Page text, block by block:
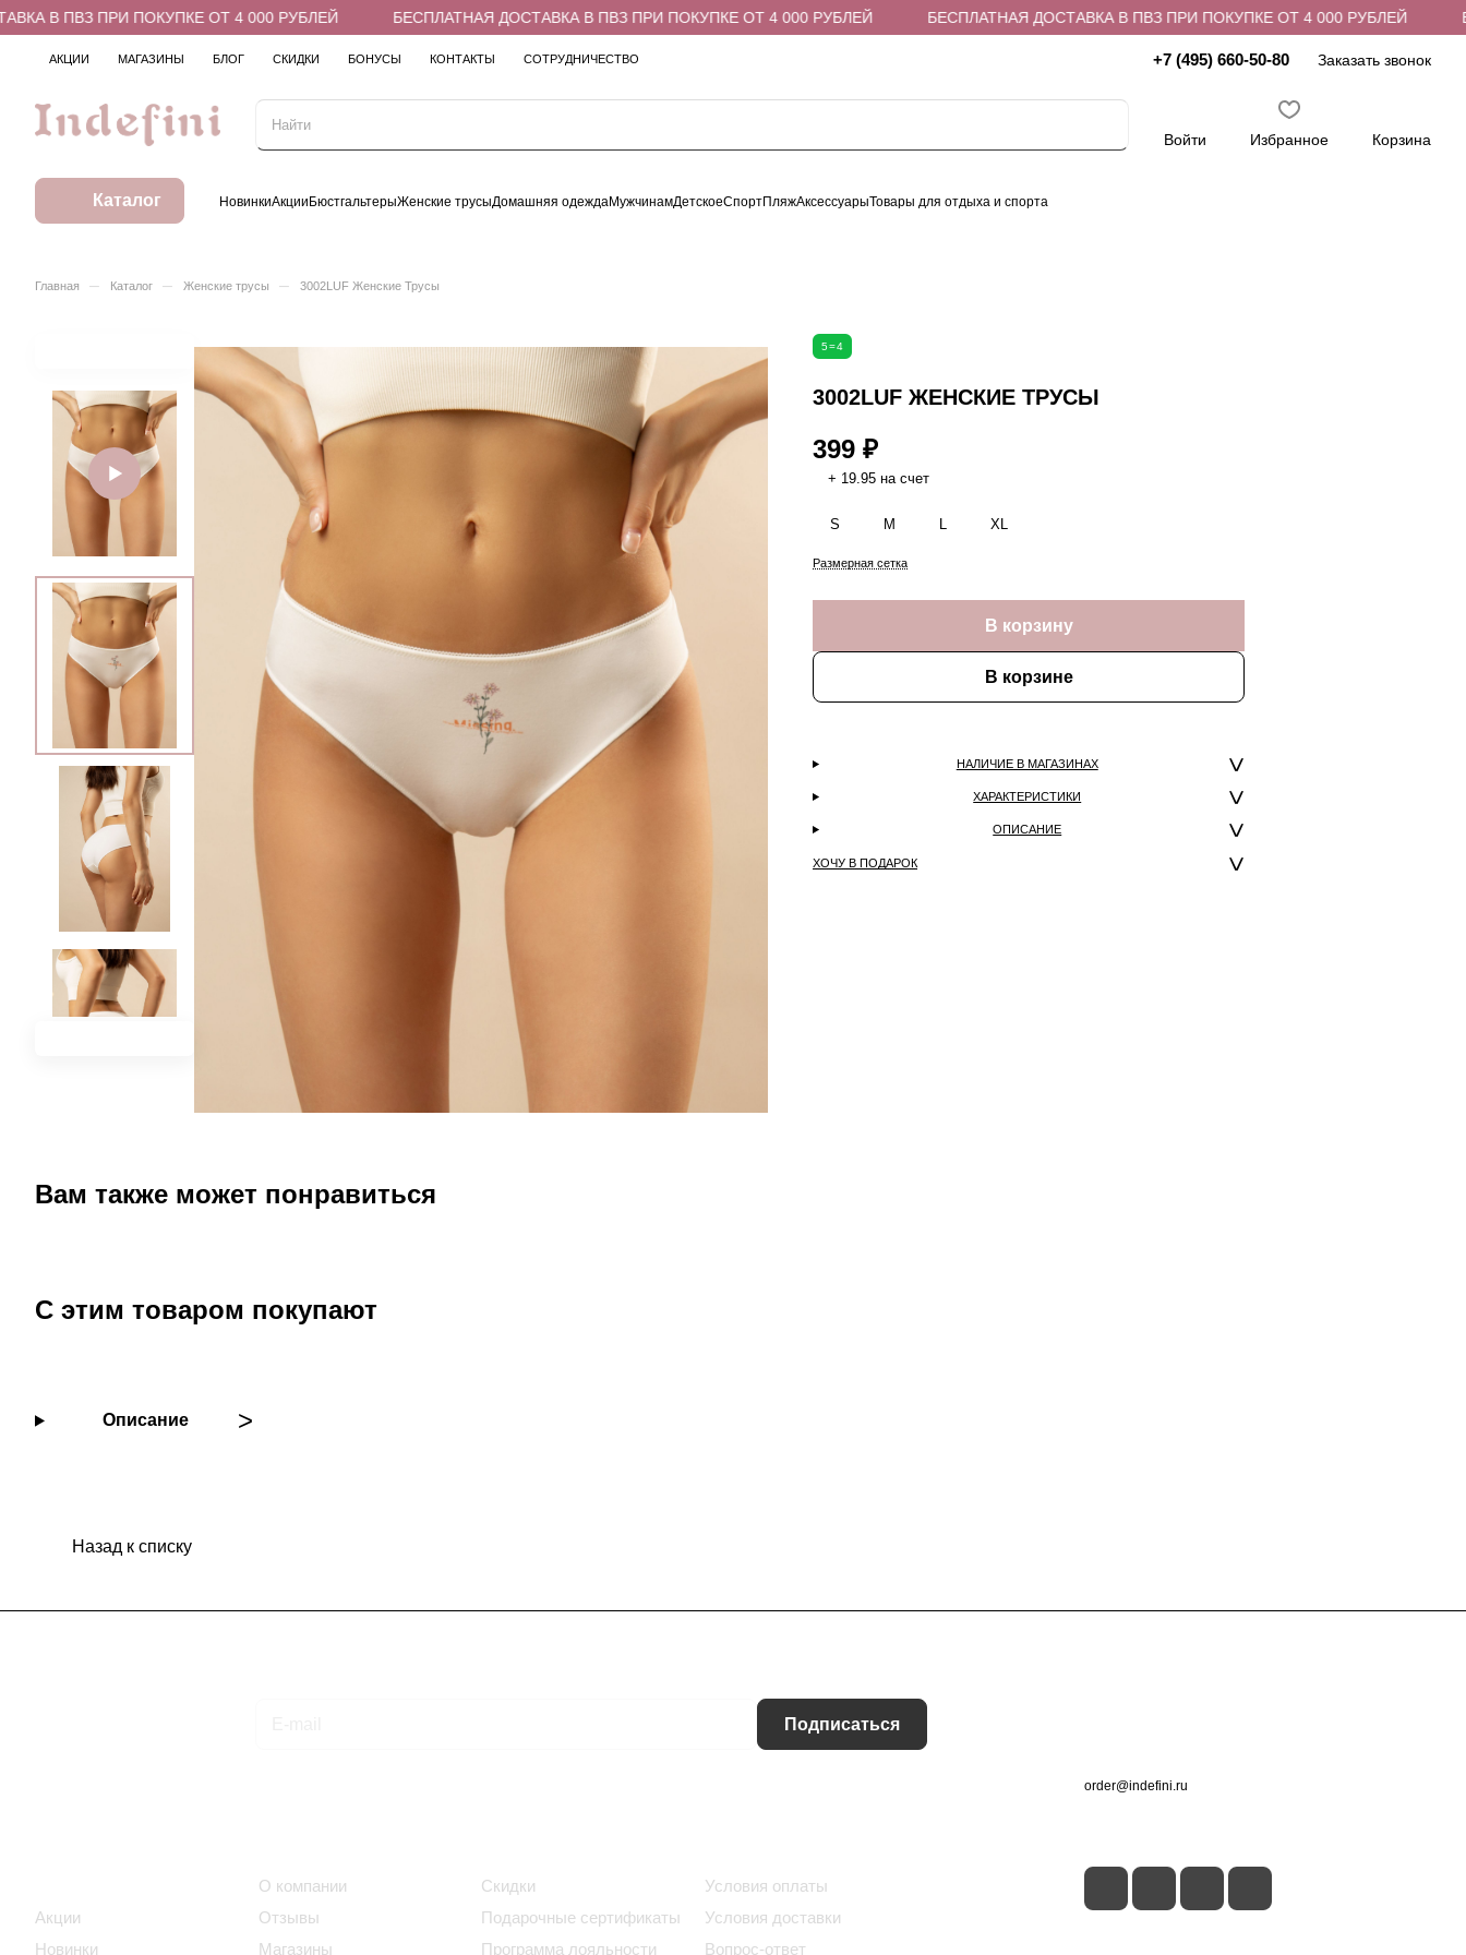
В ПВЗ ПРИ ПОКУПКЕ ОТ 4 000 РУБЛЕЙ БЕСПЛАТНАЯ ДОСТАВКА В ПВЗ ПРИ ПОКУПКЕ ОТ 4 000 РУБЛЕЙ БЕСПЛАТНАЯ ДОСТАВКА В ПВЗ ПРИ ПОКУПКЕ ОТ 4 000 РУБЛЕЙ
АКЦИИ МАГАЗИНЫ БЛОГ СКИДКИ БОНУСЫ КОНТАКТЫ СОТРУДНИЧЕСТВО +7 (495) 660-50-80 Заказать звонок
Войти Избранное Корзина
Каталог НовинкиАкцииБюстгальтерыЖенские трусыДомашняя одеждаМужчинамДетскоеСпортПляжАксессуарыТовары для отдыха и спорта
Главная – Каталог – Женские трусы – 3002LUF Женские Трусы
5=4
3002LUF ЖЕНСКИЕ ТРУСЫ
399 ₽
+ 19.95 на счет
S M L XL
Размерная сетка
В корзину
В корзине
НАЛИЧИЕ В МАГАЗИНАХ
ХАРАКТЕРИСТИКИ
ОПИСАНИЕ
ХОЧУ В ПОДАРОК
Вам также может понравиться
С этим товаром покупают
Описание
Назад к списку
Подписаться
Акции
Новинки
О компании
Отзывы
Магазины
Скидки
Подарочные сертификаты
Программа лояльности
Условия оплаты
Условия доставки
Вопрос-ответ
order@indefini.ru